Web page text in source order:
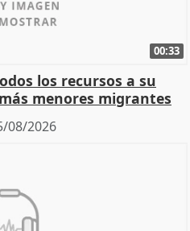
00:33
los recursos a su
menores migrantes
08/2026